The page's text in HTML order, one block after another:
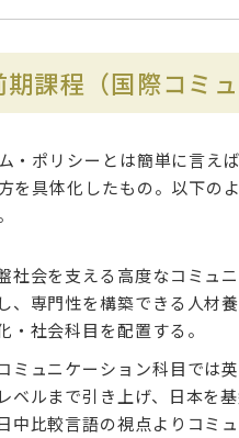
課程（国際コミ
・ポリシーとは簡単に言え
を具体化したもの。以下の
社会を支える高度なコミュ
、専門性を構築できる人材
・社会科目を配置する。
ミュニケーション科目では
ベルまで引き上げ、日本を
中比較言語の視点よりコミ